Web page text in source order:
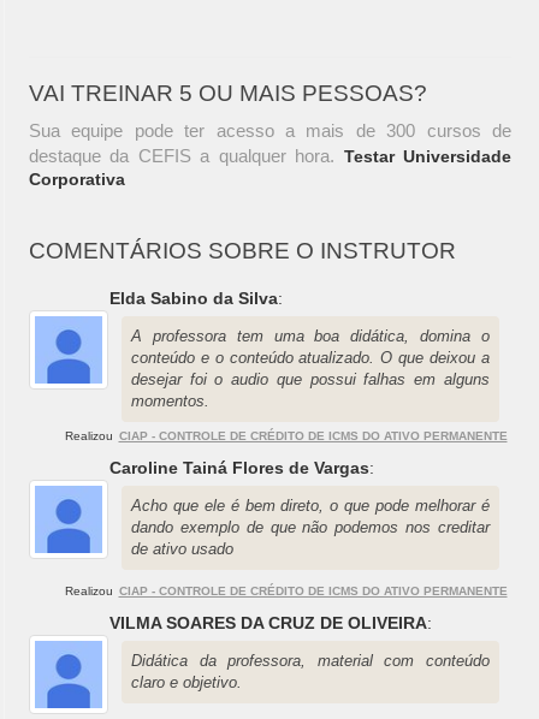
VAI TREINAR 5 OU MAIS PESSOAS?
Sua equipe pode ter acesso a mais de 300 cursos de
destaque da CEFIS a qualquer hora. Testar Universidade
Corporativa
COMENTÁRIOS SOBRE O INSTRUTOR
Elda Sabino da Silva:
A professora tem uma boa didática, domina o
conteúdo e o conteúdo atualizado. O que deixou a
desejar foi o audio que possui falhas em alguns
momentos.
Realizou CIAP - CONTROLE DE CRÉDITO DE ICMS DO ATIVO PERMANENTE
Caroline Tainá Flores de Vargas:
Acho que ele é bem direto, o que pode melhorar é
dando exemplo de que não podemos nos creditar
de ativo usado
Realizou CIAP - CONTROLE DE CRÉDITO DE ICMS DO ATIVO PERMANENTE
VILMA SOARES DA CRUZ DE OLIVEIRA:
Didática da professora, material com conteúdo
claro e objetivo.